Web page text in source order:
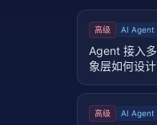
高级 AI Agent
Agent 接入
象层如何设计
高级 AI Agent